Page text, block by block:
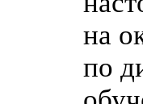
на
по